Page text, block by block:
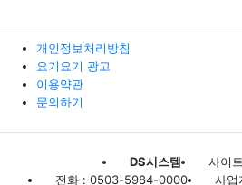
개인정보처리방침
요기요기 광고
이용약관
문의하기
DS시스템
사이
전화 : 0503-5984-0000
사업